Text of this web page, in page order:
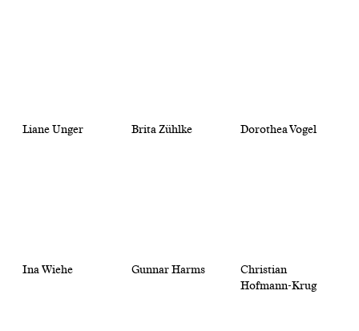
Liane Unger Brita Zühlke Dorothea Vogel
Ina Wiehe Gunnar Harms
Christian
Hofmann-Krug